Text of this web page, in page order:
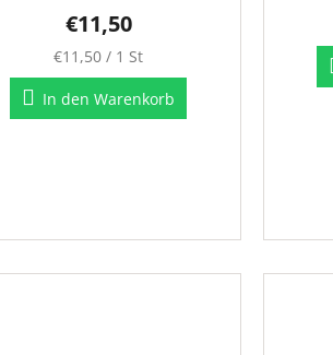
€11,50
Verkaufspreis:
€11,50 / 1 St
In den Warenkorb